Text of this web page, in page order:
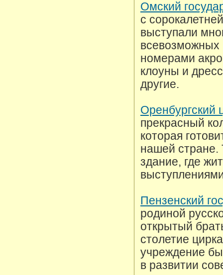
Омский
с
выступали
всевозможных
номерами
клоуны и
другие.
Оренбургский
прекрасный
которая
нашей стране.
здание, где
Пензенский
родиной
открытый
столетие
учреждение
в развитии